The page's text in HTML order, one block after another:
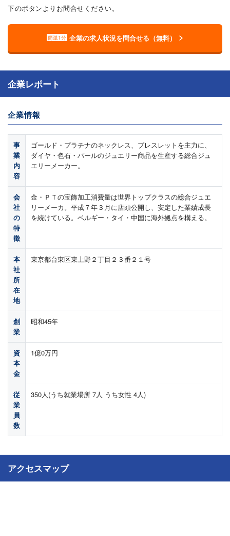
企業レポート
企業情報
事
業
内
容
ゴールド・プラチナのネックレス、ブレスレットを主力に、
ダイヤ・色石・パールのジュエリー商品を生産する総合ジュ
エリーメーカー。
会
社
の
特
徴
金・ＰＴの宝飾加工消費量は世界トップクラスの総合ジュエ
リーメーカ。平成７年３月に店頭公開し、安定した業績成長
を続けている。ベルギー・タイ・中国に海外拠点を構える。
本
社
所
在
地
東京都台東区東上野２丁目２３番２１号
創
業
昭和45年
資
本
金
1億0万円
従
業
員
数
350人(うち就業場所 7人 うち女性 4人)
アクセスマップ
下のボタンよりお問合せください。
簡単1分 企業の求人状況を問合せる（無料）